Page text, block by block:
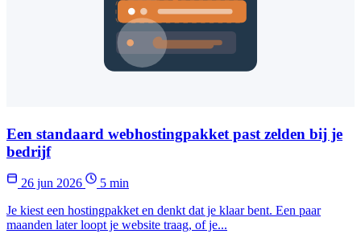
Een standaard webhostingpakket past zelden bij je
bedrijf
26 jun 2026
5 min
Je kiest een hostingpakket en denkt dat je klaar bent. Een paar
maanden later loopt je website traag, of je...